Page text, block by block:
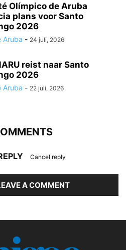
Olímpico de Aruba
plans voor Santo
2026
Aruba - 24 juli, 2026
reist naar Santo
2026
Aruba - 22 juli, 2026
Cancel reply
A COMMENT